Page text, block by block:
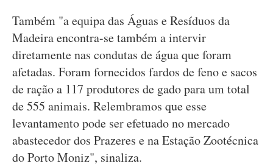
Também "a equipa das Águas e Resíduos da
Madeira encontra-se também a intervir
diretamente nas condutas de água que foram
afetadas. Foram fornecidos fardos de feno e sacos
de ração a 117 produtores de gado para um total
de 555 animais. Relembramos que esse
levantamento pode ser efetuado no mercado
abastecedor dos Prazeres e na Estação Zootécnica
do Porto Moniz", sinaliza.